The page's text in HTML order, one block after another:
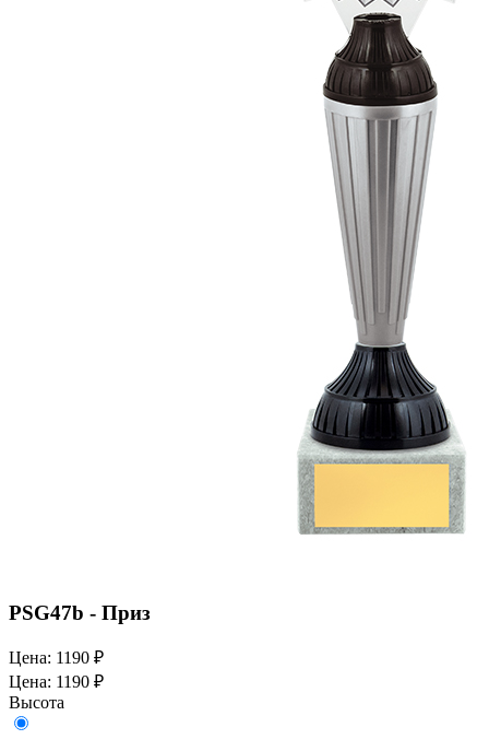
PSG47b - Приз
Цена: 1190 ₽
Цена: 1190 ₽
Высота